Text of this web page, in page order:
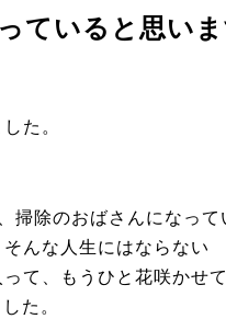
ていると思い
た。
掃除のおばさんになって
んな人生にはならない
て、もうひと花咲かせ
た。